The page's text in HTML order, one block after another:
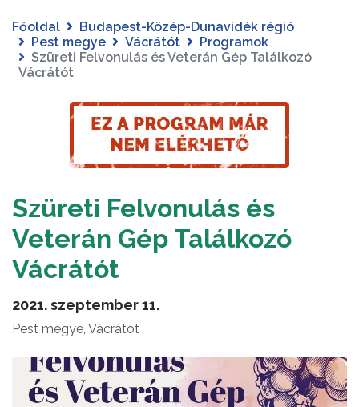
Főoldal
Budapest-Közép-Dunavidék régió
Pest megye
Vácrátót
Programok
Szüreti Felvonulás és Veterán Gép Találkozó
Vácrátót
Szüreti Felvonulás és
Veterán Gép Találkozó
Vácrátót
2021. szeptember 11.
Pest megye, Vácrátót